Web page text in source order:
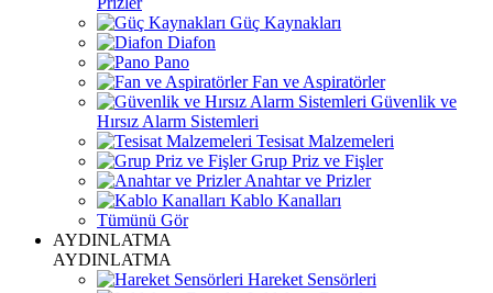
Güç Kaynakları
Diafon
Pano
Fan ve Aspiratörler
Güvenlik ve
Hırsız Alarm Sistemleri
Tesisat Malzemeleri
Grup Priz ve Fişler
Anahtar ve Prizler
Kablo Kanalları
Tümünü Gör
AYDINLATMA
AYDINLATMA
Hareket Sensörleri